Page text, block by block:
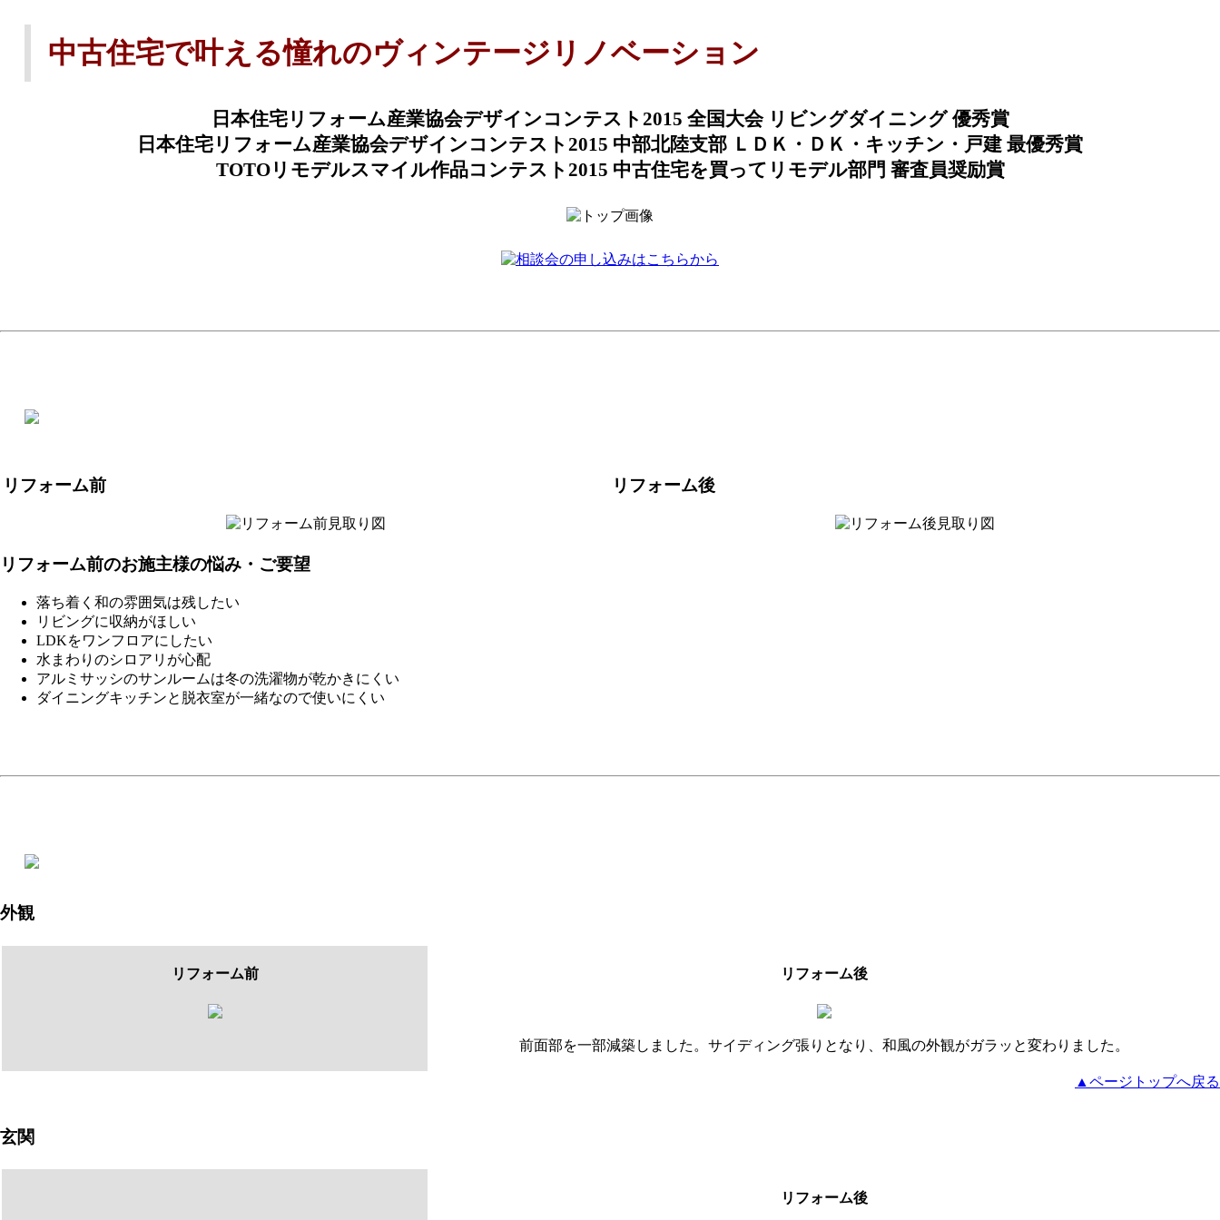
中古住宅で叶える憧れのヴィンテージリノベーション
日本住宅リフォーム産業協会デザインコンテスト2015 全国大会 リビングダイニング 優秀賞
日本住宅リフォーム産業協会デザインコンテスト2015 中部北陸支部 ＬＤＫ・ＤＫ・キッチン・戸建 最優秀賞
TOTOリモデルスマイル作品コンテスト2015 中古住宅を買ってリモデル部門 審査員奨励賞
リフォーム前 リフォーム後
リフォーム前のお施主様の悩み・ご要望
落ち着く和の雰囲気は残したい
リビングに収納がほしい
LDKをワンフロアにしたい
水まわりのシロアリが心配
アルミサッシのサンルームは冬の洗濯物が乾かきにくい
ダイニングキッチンと脱衣室が一緒なので使いにくい
外観
リフォーム前 リフォーム後
前面部を一部減築しました。サイディング張りとなり、和風の外観がガラッと変わりました。
▲ページトップへ戻る
玄関
リフォーム後